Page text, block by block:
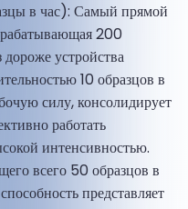
в час): Самый прямой
200
устройства
10 образцов в
силу, консолидирует
работать
интенсивностью.
всего 50 образцов в
представляет